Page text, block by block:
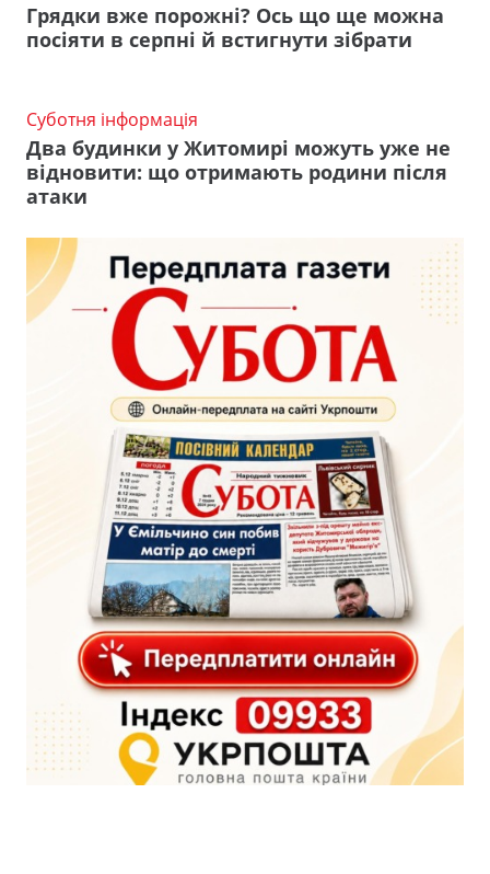
Грядки вже порожні? Ось що ще можна
посіяти в серпні й встигнути зібрати
Суботня інформація
Два будинки у Житомирі можуть уже не
відновити: що отримають родини після
атаки